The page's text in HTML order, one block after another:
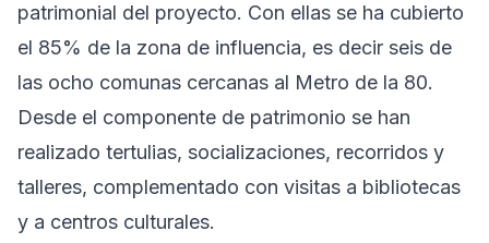
patrimonial del proyecto. Con ellas se ha cubierto
el 85% de la zona de influencia, es decir seis de
las ocho comunas cercanas al Metro de la 80.
Desde el componente de patrimonio se han
realizado tertulias, socializaciones, recorridos y
talleres, complementado con visitas a bibliotecas
y a centros culturales.